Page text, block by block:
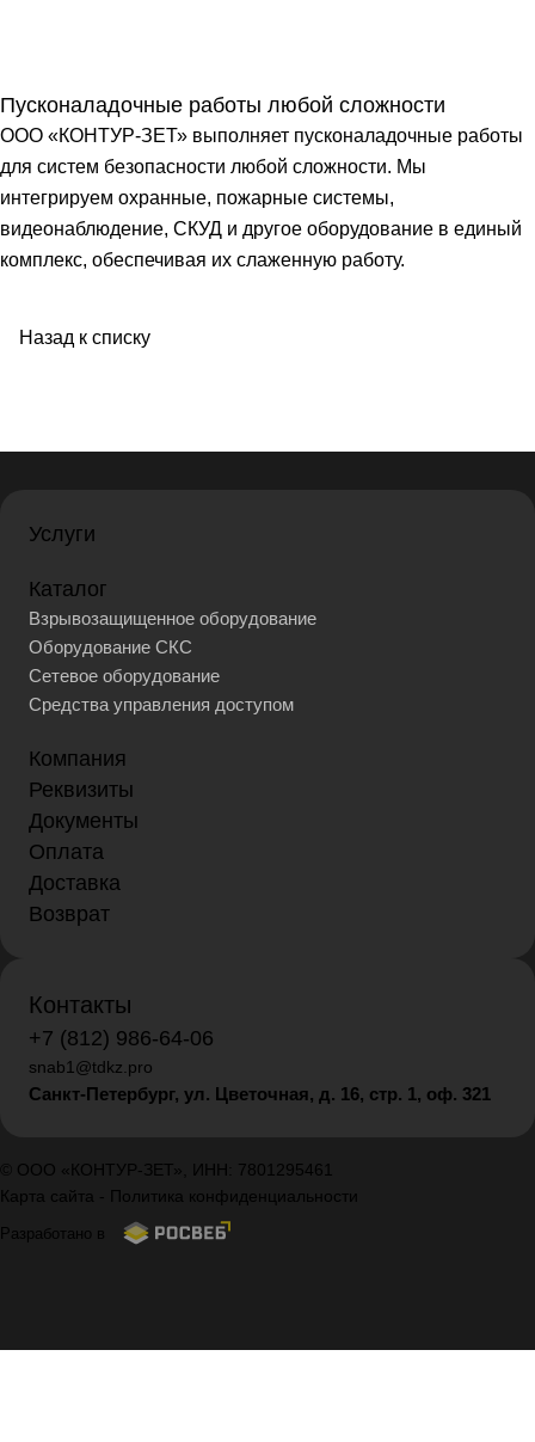
Пусконаладочные работы любой сложности
ООО «КОНТУР-ЗЕТ» выполняет пусконаладочные работы
для систем безопасности любой сложности. Мы
интегрируем охранные, пожарные системы,
видеонаблюдение, СКУД и другое оборудование в единый
комплекс, обеспечивая их слаженную работу.
Назад к списку
Услуги
Каталог
Взрывозащищенное оборудование
Оборудование СКС
Сетевое оборудование
Средства управления доступом
Компания
Реквизиты
Документы
Оплата
Доставка
Возврат
Контакты
+7 (812) 986-64-06
snab1@tdkz.pro
Санкт-Петербург, ул. Цветочная, д. 16, стр. 1, оф. 321
© ООО «КОНТУР-ЗЕТ», ИНН: 7801295461
Карта сайта - Политика конфиденциальности
Разработано в